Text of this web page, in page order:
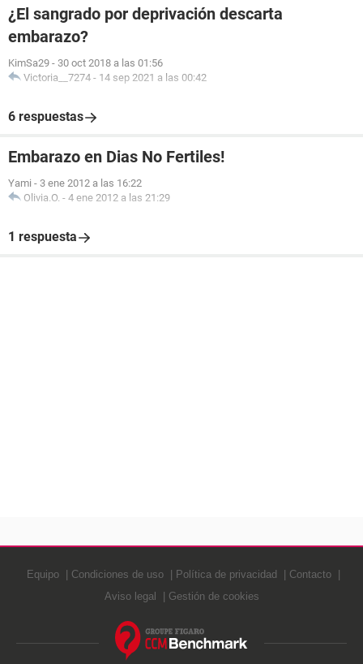
¿El sangrado por deprivación descarta
embarazo?
KimSa29 - 30 oct 2018 a las 01:56
Victoria__7274 - 14 sep 2021 a las 00:42
6 respuestas
Embarazo en Dias No Fertiles!
Yami - 3 ene 2012 a las 16:22
Olivia.O. - 4 ene 2012 a las 21:29
1 respuesta
Equipo Condiciones de uso Política de privacidad
Contacto
Aviso legal
Gestión de cookies